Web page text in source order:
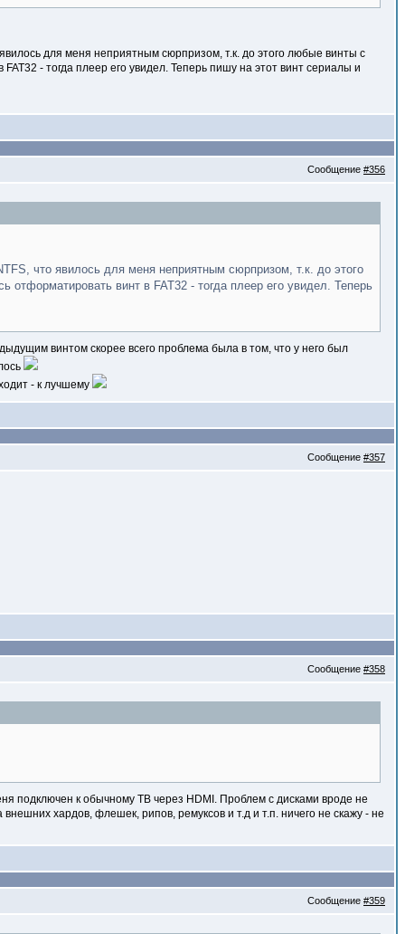
для меня неприятным сюрпризом, т.к. до этого любые винты с
- тогда плеер его увидел. Теперь пишу на этот винт сериалы и
Сообщение #356
что явилось для меня неприятным сюрпризом, т.к. до этого
винт в FAT32 - тогда плеер его увидел. Теперь
винтом скорее всего проблема была в том, что у него был
- к лучшему
Сообщение #357
Сообщение #358
подключен к обычному ТВ через HDMI. Проблем с дисками вроде не
хардов, флешек, рипов, ремуксов и т.д и т.п. ничего не скажу - не
Сообщение #359